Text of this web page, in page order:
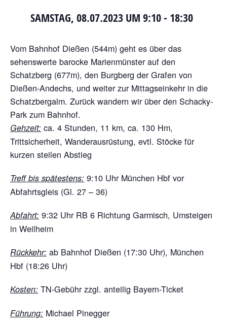
SAMSTAG, 08.07.2023 UM 9:10- 18:30
Vom Bahnhof Dießen (544m) geht es über das
sehenswerte barocke Marienmünster auf den
Schatzberg (677m), den Burgberg der Grafen von
Dießen-Andechs, und weiter zur Mittagseinkehr in die
Schatzbergalm. Zurück wandern wir über den Schacky-
Park zum Bahnhof.
Gehzeit: ca. 4 Stunden, 11 km, ca. 130 Hm,
Trittsicherheit, Wanderausrüstung, evtl. Stöcke für
kurzen steilen Abstieg
Treff bis spätestens: 9:10 Uhr München Hbf vor
Abfahrtsgleis (Gl. 27 – 36)
Abfahrt: 9:32 Uhr RB 6 Richtung Garmisch, Umsteigen
in Weilheim
Rückkehr: ab Bahnhof Dießen (17:30 Uhr), München
Hbf (18:26 Uhr)
Kosten: TN-Gebühr zzgl. anteilig Bayern-Ticket
Führung: Michael Pinegger